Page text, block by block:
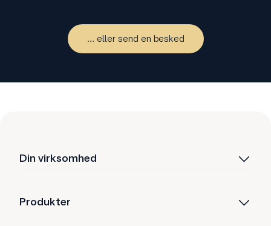
... eller send en besked
Din virksomhed
Produkter